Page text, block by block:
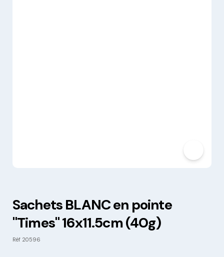
Sachets BLANC en pointe
"Times" 16x11.5cm (40g)
Réf 20596